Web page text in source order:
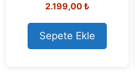
o
t
o
f
5
2.199,00₺
Sepete Ekle